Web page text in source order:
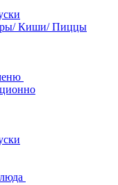
Киши/ Пиццы